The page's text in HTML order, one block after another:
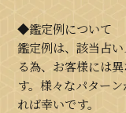
◆鑑定例について
鑑定例は、該当占
る為、お客様には
す。様々なパター
れば幸いです。